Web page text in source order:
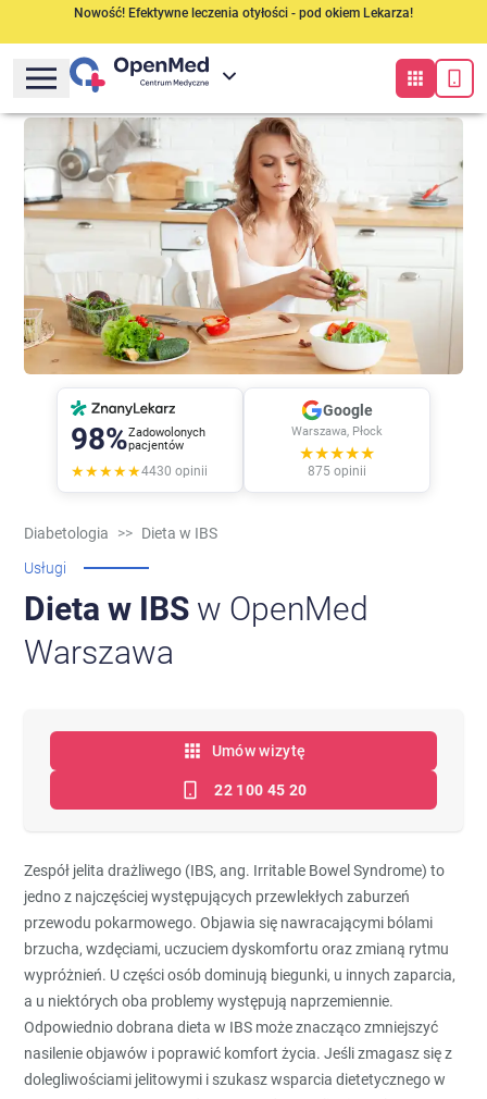
Nowość! Efektywne leczenia otyłości - pod okiem Lekarza!
98%Zadowolonych
pacjentów
★★★★★4430 opinii
Google
Warszawa, Płock
★★★★★
875 opinii
Diabetologia >> Dieta w IBS
Usługi
Dieta w IBS w OpenMed
Warszawa
Umów wizytę
22 100 45 20
Zespół jelita drażliwego (IBS, ang. Irritable Bowel Syndrome) to
jedno z najczęściej występujących przewlekłych zaburzeń
przewodu pokarmowego. Objawia się nawracającymi bólami
brzucha, wzdęciami, uczuciem dyskomfortu oraz zmianą rytmu
wypróżnień. U części osób dominują biegunki, u innych zaparcia,
a u niektórych oba problemy występują naprzemiennie.
Odpowiednio dobrana dieta w IBS może znacząco zmniejszyć
nasilenie objawów i poprawić komfort życia. Jeśli zmagasz się z
dolegliwościami jelitowymi i szukasz wsparcia dietetycznego w